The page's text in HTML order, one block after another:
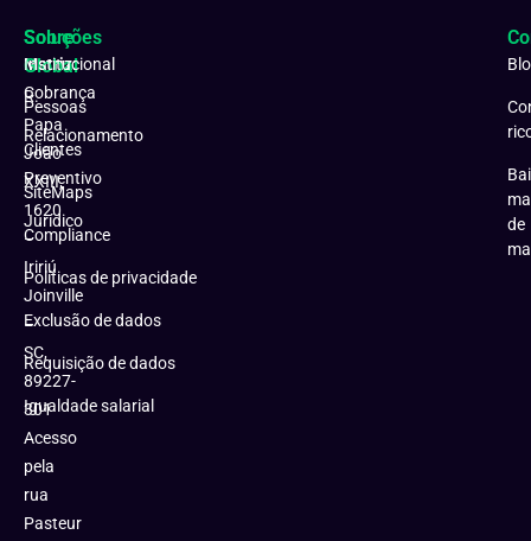
Matriz:
R.
Papa
João
XXIII,
1620
–
Iririú
Joinville
–
SC,
89227-
301
Acesso
pela
rua
Pasteur
Soluções
Global
Cobrança
Relacionamento
Preventivo
Jurídico
Sobre
Institucional
Pessoas
Clientes
SiteMaps
Compliance
Políticas de privacidade
Exclusão de dados
Requisição de dados
Igualdade salarial
de